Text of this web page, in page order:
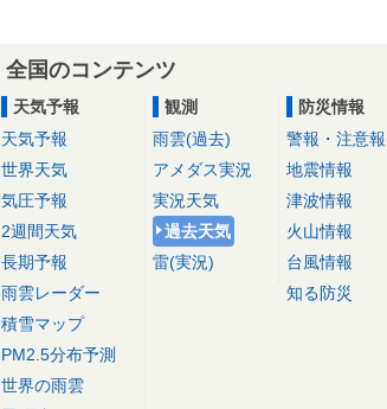
全国のコンテンツ
天気予報
天気予報
世界天気
気圧予報
2週間天気
長期予報
雨雲レーダー
積雪マップ
PM2.5分布予測
世界の雨雲
観測
雨雲(過去)
アメダス実況
実況天気
過去天気
雷(実況)
防災情報
警報・注意報
地震情報
津波情報
火山情報
台風情報
知る防災